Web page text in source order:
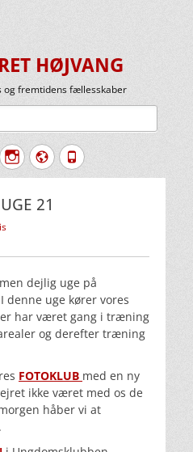
HØJVANG
og fremtidens fællesskaber
Instagram
Website
Tlf.
21
dejlig uge på
denne uge kører vores
har været gang i træning
og derefter træning
FOTOKLUB med en ny
ikke været med os de
håber vi at